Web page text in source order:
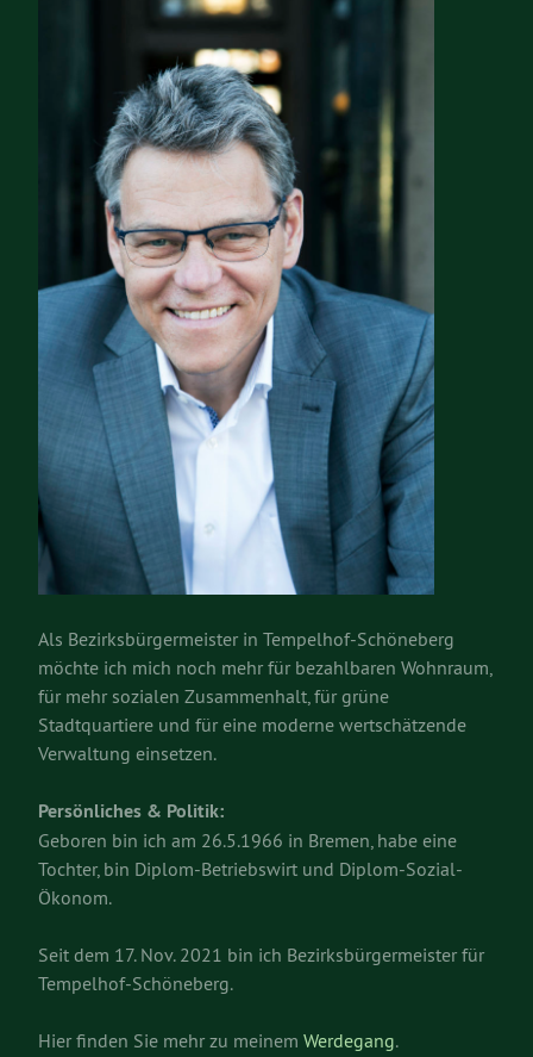
Als Bezirksbürgermeister in Tempelhof-Schöneberg
möchte ich mich noch mehr für bezahlbaren Wohnraum,
für mehr sozialen Zusammenhalt, für grüne
Stadtquartiere und für eine moderne wertschätzende
Verwaltung einsetzen.
Persönliches & Politik:
Geboren bin ich am 26.5.1966 in Bremen, habe eine
Tochter, bin Diplom-Betriebswirt und Diplom-Sozial-
Ökonom.
Seit dem 17. Nov. 2021 bin ich Bezirksbürgermeister für
Tempelhof-Schöneberg.
Hier finden Sie mehr zu meinem Werdegang.